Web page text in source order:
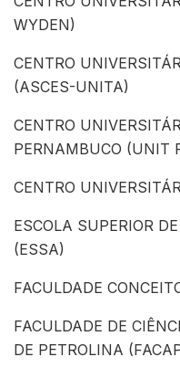
WYDEN)
CENTRO
(ASCES-UNITA)
CENTRO
PERNAMBUCO (UNIT
CENTRO
ESCOLA SUPERIOR
(ESSA)
FACULDADE
FACULDADE DE
DE PETROLINA